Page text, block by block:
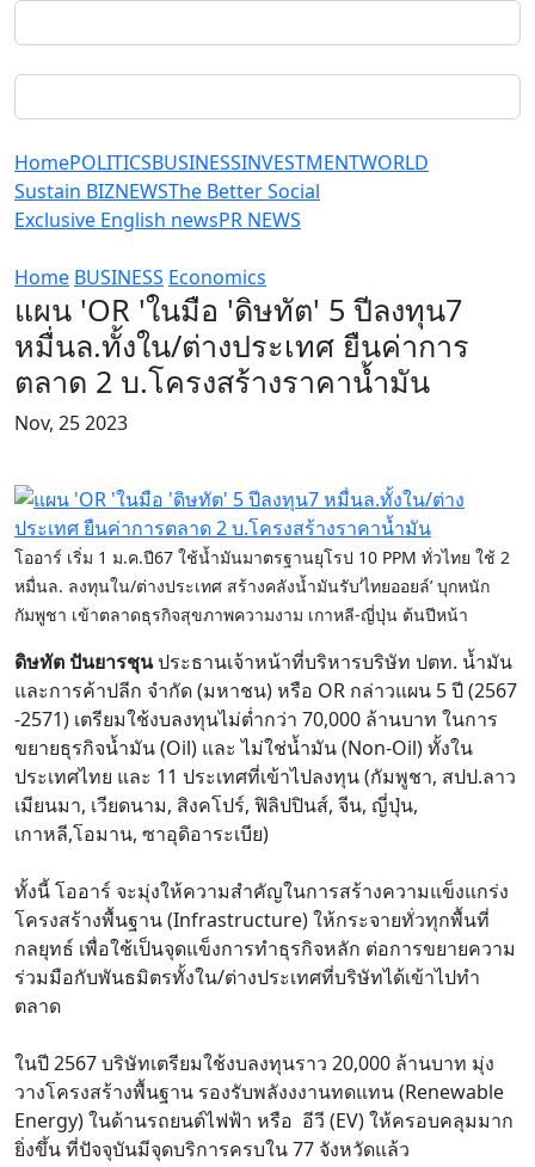
HomePOLITICSBUSINESSINVESTMENTWORLD
Sustain BIZNEWSThe Better Social
Exclusive English newsPR NEWS
Home BUSINESS Economics
แผน 'OR 'ในมือ 'ดิษทัต' 5 ปีลงทุน7
หมื่นล.ทั้งใน/ต่างประเทศ ยืนค่าการ
ตลาด 2 บ.โครงสร้างราคาน้ำมัน
Nov, 25 2023
โออาร์ เริ่ม 1 ม.ค.ปี67 ใช้น้ำมันมาตรฐานยุโรป 10 PPM ทั่วไทย ใช้ 2
หมื่นล. ลงทุนใน/ต่างประเทศ สร้างคลังน้ำมันรับ‘ไทยออยล์’ บุกหนัก
กัมพูชา เข้าตลาดธุรกิจสุขภาพความงาม เกาหลี-ญี่ปุ่น ต้นปีหน้า
ดิษทัต ปันยารชุนประธานเจ้าหน้าที่บริหารบริษัท ปตท. น้ำมัน
และการค้าปลีก จำกัด (มหาชน) หรือ OR กล่าวแผน 5 ปี (2567
-2571) เตรียมใช้งบลงทุนไม่ต่ำกว่า 70,000 ล้านบาท ในการ
ขยายธุรกิจน้ำมัน (Oil) และ ไม่ใช่น้ำมัน (Non-Oil) ทั้งใน
ประเทศไทย และ 11 ประเทศที่เข้าไปลงทุน (กัมพูชา, สปป.ลาว
เมียนมา, เวียดนาม, สิงคโปร์, ฟิลิปปินส์, จีน, ญี่ปุ่น,
เกาหลี,โอมาน, ซาอุดิอาระเบีย)
ทั้งนี้ โออาร์ จะมุ่งให้ความสำคัญในการสร้างความแข็งแกร่ง
โครงสร้างพื้นฐาน (Infrastructure) ให้กระจายทั่วทุกพื้นที่
กลยุทธ์ เพื่อใช้เป็นจุดแข็งการทำธุรกิจหลัก ต่อการขยายความ
ร่วมมือกับพันธมิตรทั้งใน/ต่างประเทศที่บริษัทได้เข้าไปทำ
ตลาด
ในปี 2567 บริษัทเตรียมใช้งบลงทุนราว 20,000 ล้านบาท มุ่ง
วางโครงสร้างพื้นฐาน รองรับพลังงงานทดแทน (Renewable
Energy) ในด้านรถยนต์ไฟฟ้า หรือ อีวี (EV) ให้ครอบคลุมมาก
ยิ่งขึ้น ที่ปัจจุบันมีจุดบริการครบใน 77 จังหวัดแล้ว